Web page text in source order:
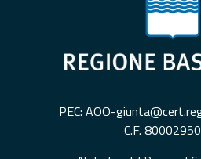
PEC: AOO-
C.F.